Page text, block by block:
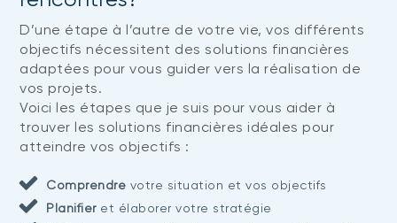
D’une étape à l’autre de votre vie, vos différents
objectifs nécessitent des solutions financières
adaptées pour vous guider vers la réalisation de
vos projets.
Voici les étapes que je suis pour vous aider à
trouver les solutions financières idéales pour
atteindre vos objectifs :
Comprendre votre situation et vos objectifs
Planifieret élaborer votre stratégie